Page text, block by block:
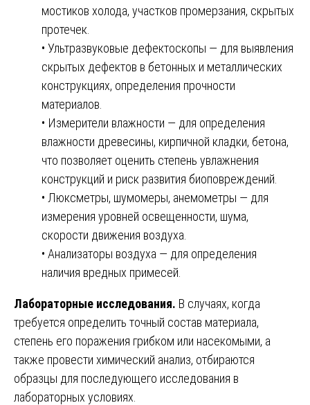
мостиков холода, участков промерзания, скрытых
протечек.
• Ультразвуковые дефектоскопы — для выявления
скрытых дефектов в бетонных и металлических
конструкциях, определения прочности
материалов.
• Измерители влажности — для определения
влажности древесины, кирпичной кладки, бетона,
что позволяет оценить степень увлажнения
конструкций и риск развития биоповреждений.
• Люксметры, шумомеры, анемометры — для
измерения уровней освещенности, шума,
скорости движения воздуха.
• Анализаторы воздуха — для определения
наличия вредных примесей.
Лабораторные исследования. В случаях, когда
требуется определить точный состав материала,
степень его поражения грибком или насекомыми, а
также провести химический анализ, отбираются
образцы для последующего исследования в
лабораторных условиях.